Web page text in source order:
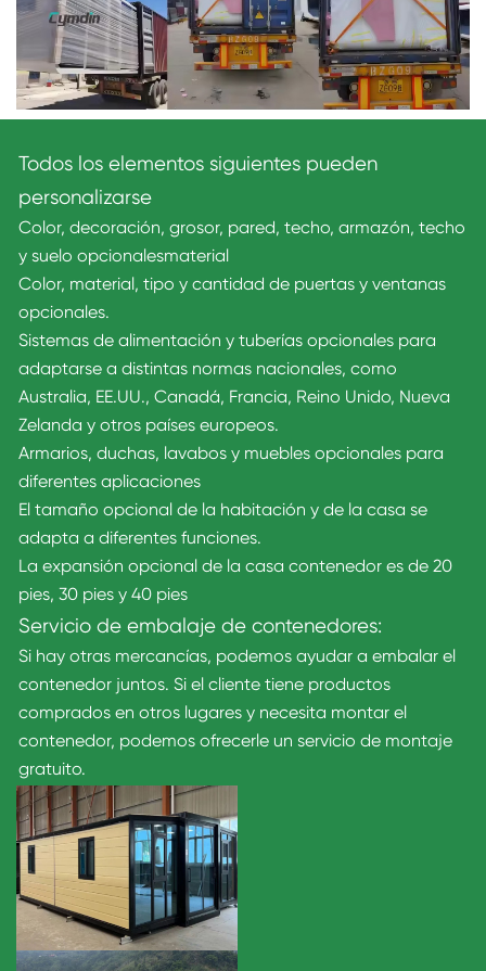
Todos los elementos siguientes pueden
personalizarse
Color, decoración, grosor, pared, techo, armazón, techo
y suelo opcionalesmaterial
Color, material, tipo y cantidad de puertas y ventanas
opcionales.
Sistemas de alimentación y tuberías opcionales para
adaptarse a distintas normas nacionales, como
Australia, EE.UU., Canadá, Francia, Reino Unido, Nueva
Zelanda y otros países europeos.
Armarios, duchas, lavabos y muebles opcionales para
diferentes aplicaciones
El tamaño opcional de la habitación y de la casa se
adapta a diferentes funciones.
La expansión opcional de la casa contenedor es de 20
pies, 30 pies y 40 pies
Servicio de embalaje de contenedores:
Si hay otras mercancías, podemos ayudar a embalar el
contenedor juntos. Si el cliente tiene productos
comprados en otros lugares y necesita montar el
contenedor, podemos ofrecerle un servicio de montaje
gratuito.